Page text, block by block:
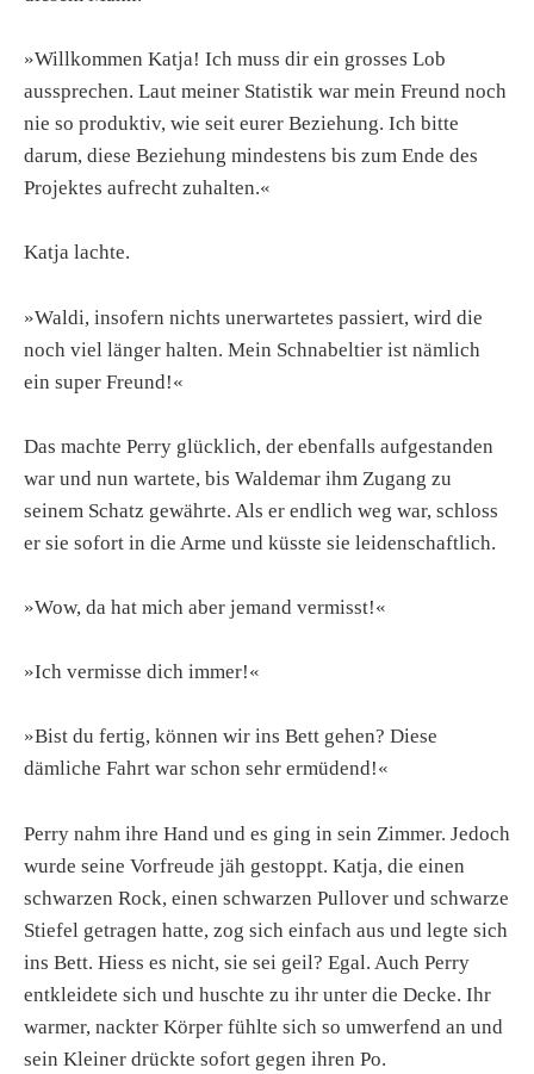
»Willkommen Katja! Ich muss dir ein grosses Lob
aussprechen. Laut meiner Statistik war mein Freund noch
nie so produktiv, wie seit eurer Beziehung. Ich bitte
darum, diese Beziehung mindestens bis zum Ende des
Projektes aufrecht zuhalten.«
Katja lachte.
»Waldi, insofern nichts unerwartetes passiert, wird die
noch viel länger halten. Mein Schnabeltier ist nämlich
ein super Freund!«
Das machte Perry glücklich, der ebenfalls aufgestanden
war und nun wartete, bis Waldemar ihm Zugang zu
seinem Schatz gewährte. Als er endlich weg war, schloss
er sie sofort in die Arme und küsste sie leidenschaftlich.
»Wow, da hat mich aber jemand vermisst!«
»Ich vermisse dich immer!«
»Bist du fertig, können wir ins Bett gehen? Diese
dämliche Fahrt war schon sehr ermüdend!«
Perry nahm ihre Hand und es ging in sein Zimmer. Jedoch
wurde seine Vorfreude jäh gestoppt. Katja, die einen
schwarzen Rock, einen schwarzen Pullover und schwarze
Stiefel getragen hatte, zog sich einfach aus und legte sich
ins Bett. Hiess es nicht, sie sei geil? Egal. Auch Perry
entkleidete sich und huschte zu ihr unter die Decke. Ihr
warmer, nackter Körper fühlte sich so umwerfend an und
sein Kleiner drückte sofort gegen ihren Po.